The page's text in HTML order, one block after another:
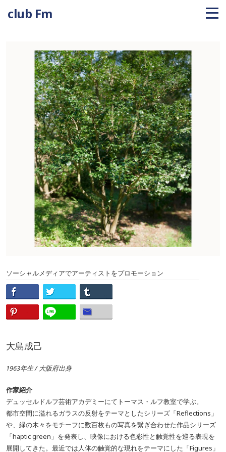
club Fm
ソーシャルメディアでアーティストをプロモーション
大島成己
1963年生 / 大阪府出身
作家紹介
デュッセルドルフ芸術アカデミーにてトーマス・ルフ教室で学ぶ。
都市空間に溢れるガラスの反射をテーマとしたシリーズ「Reflections」
や、緑の木々をモチーフに数百枚もの写真を繋ぎ合わせた作品シリーズ
「haptic green」を発表し、映像における色彩性と触覚性を巡る表現を
展開してきた。最近では人体の触覚的な現れをテーマにした「Figures」